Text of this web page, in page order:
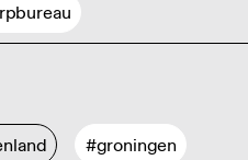
#groningen